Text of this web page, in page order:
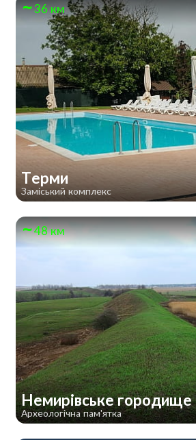
36 км
Терми
Заміський комплекс
48 км
Немирівське городище
Археологічна пам'ятка